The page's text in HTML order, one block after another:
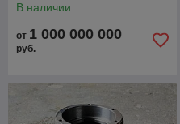
В наличии
от 1 000 000 000
руб.